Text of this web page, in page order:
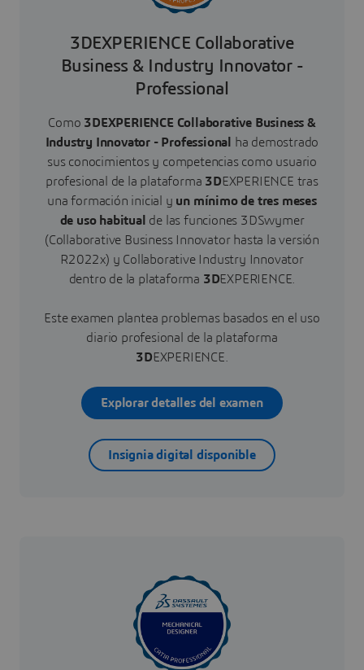
3DEXPERIENCE Collaborative
Business & Industry Innovator -
Professional
Como 3DEXPERIENCE Collaborative Business &
Industry Innovator - Professional
ha demostrado
sus conocimientos y competencias como usuario
profesional de la plataforma 3DEXPERIENCE tras
una formación inicial y un mínimo de tres meses
de uso habitual de las funciones 3DSwymer
(Collaborative Business Innovator hasta la versión
R2022x) y Collaborative Industry Innovator
dentro de la plataforma 3DEXPERIENCE.
Este examen plantea problemas basados en el uso
diario profesional de la plataforma
3DEXPERIENCE.
Explorar detalles del examen
Insignia digital disponible